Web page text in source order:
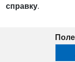
справку.